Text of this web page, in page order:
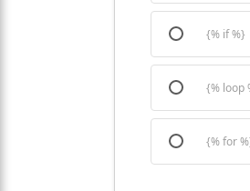
{% if %}
{% loop
{% for